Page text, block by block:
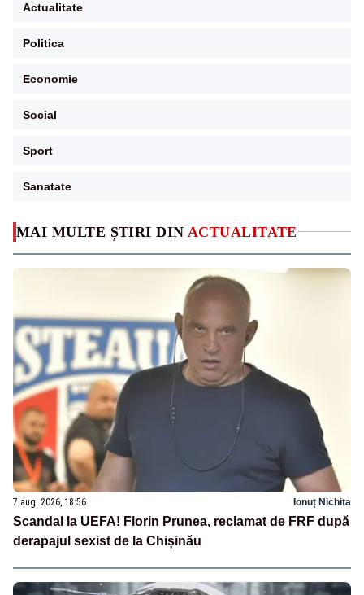
MAI MULTE ȘTIRI DIN ACTUALITATE
7 aug. 2026, 18:56 Ionuț Nichita
Scandal la UEFA! Florin Prunea, reclamat de FRF după
derapajul sexist de la Chișinău
Actualitate
Politica
Economie
Social
Sport
Sanatate